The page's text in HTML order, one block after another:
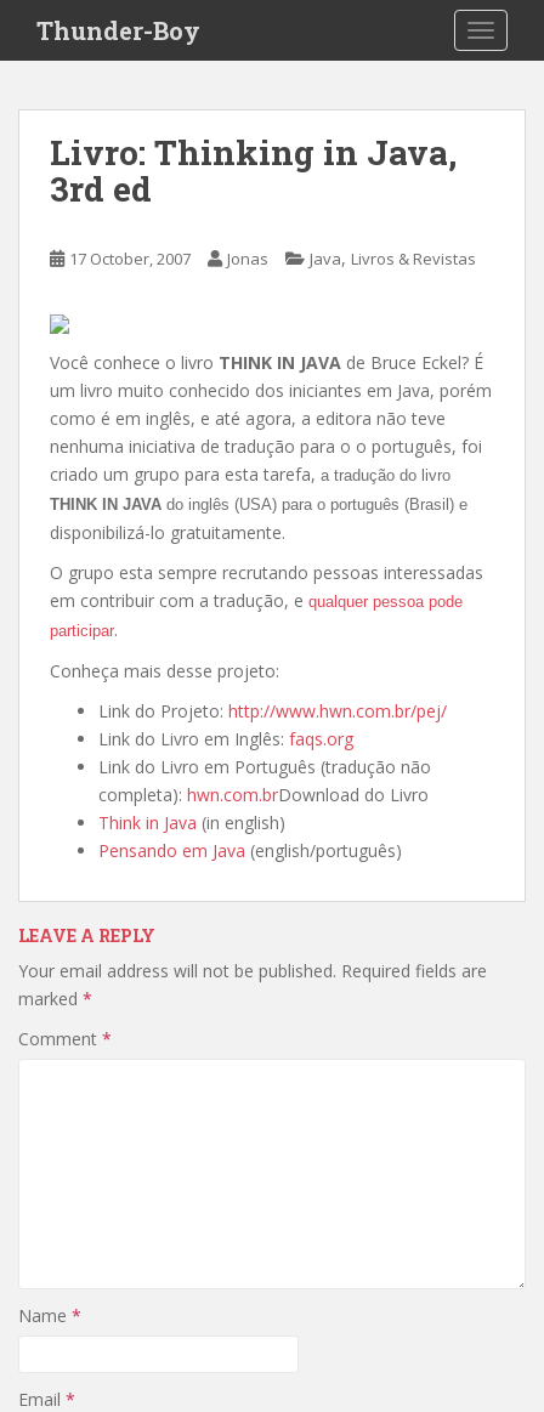
i
Thunder-Boy
Livro: Thinking in Java,
3rd ed
17 October, 2007 Jonas Java, Livros & Revistas
Você conhece o livro THINK IN JAVA de Bruce Eckel? É
um livro muito conhecido dos iniciantes em Java, porém
como é em inglês, e até agora, a editora não teve
nenhuma iniciativa de tradução para o o português, foi
criado um grupo para esta tarefa, a tradução do livro
THINK IN JAVA do inglês (USA) para o português (Brasil) e
disponibilizá-lo gratuitamente.
O grupo esta sempre recrutando pessoas interessadas
em contribuir com a tradução, e qualquer pessoa pode
participar.
Conheça mais desse projeto:
Link do Projeto: http://www.hwn.com.br/pej/
Link do Livro em Inglês: faqs.org
Link do Livro em Português (tradução não
completa): hwn.com.brDownload do Livro
Think in Java (in english)
Pensando em Java (english/português)
LEAVE A REPLY
Your email address will not be published. Required fields are
marked *
Comment *
Name *
Email *